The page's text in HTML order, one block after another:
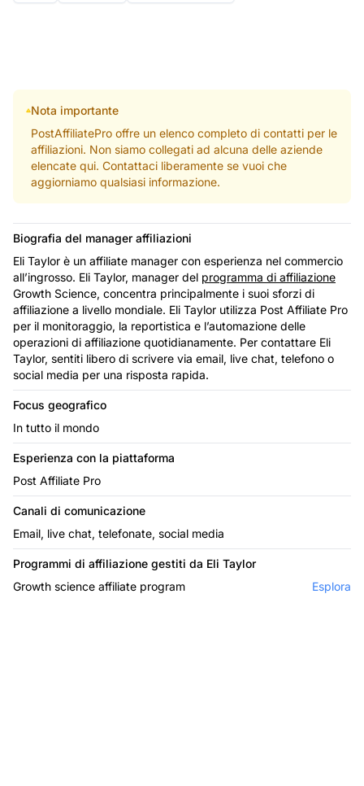
Nota importante
PostAffiliatePro offre un elenco completo di contatti per le
affiliazioni. Non siamo collegati ad alcuna delle aziende
elencate qui. Contattaci liberamente se vuoi che
aggiorniamo qualsiasi informazione.
Biografia del manager affiliazioni
Eli Taylor è un affiliate manager con esperienza nel commercio
all’ingrosso. Eli Taylor, manager del programma di affiliazione
Growth Science, concentra principalmente i suoi sforzi di
affiliazione a livello mondiale. Eli Taylor utilizza Post Affiliate Pro
per il monitoraggio, la reportistica e l’automazione delle
operazioni di affiliazione quotidianamente. Per contattare Eli
Taylor, sentiti libero di scrivere via email, live chat, telefono o
social media per una risposta rapida.
Focus geografico
In tutto il mondo
Esperienza con la piattaforma
Post Affiliate Pro
Canali di comunicazione
Email, live chat, telefonate, social media
Programmi di affiliazione gestiti da Eli Taylor
Growth science affiliate program
Esplora